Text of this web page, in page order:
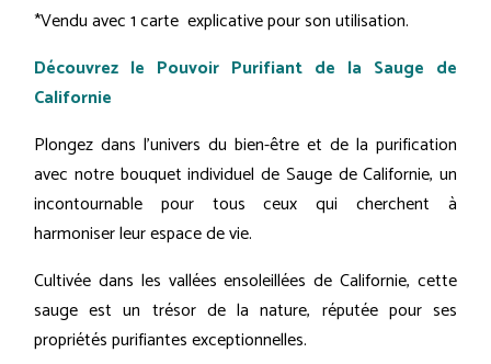
*Vendu avec 1 carte explicative pour son utilisation.
Découvrez le Pouvoir Purifiant de la Sauge de
Californie
Plongez dans l'univers du bien-être et de la purification
avec notre bouquet individuel de Sauge de Californie, un
incontournable pour tous ceux qui cherchent à
harmoniser leur espace de vie.
Cultivée dans les vallées ensoleillées de Californie, cette
sauge est un trésor de la nature, réputée pour ses
propriétés purifiantes exceptionnelles.